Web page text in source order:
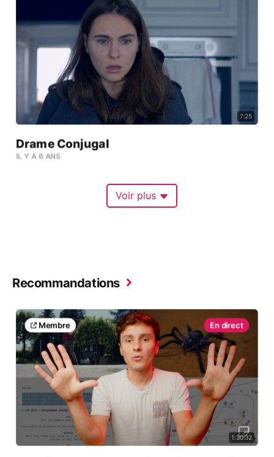
7:25
Drame Conjugal
IL Y A 6 ANS
Voir plus
Recommandations
1:30:32
Membre